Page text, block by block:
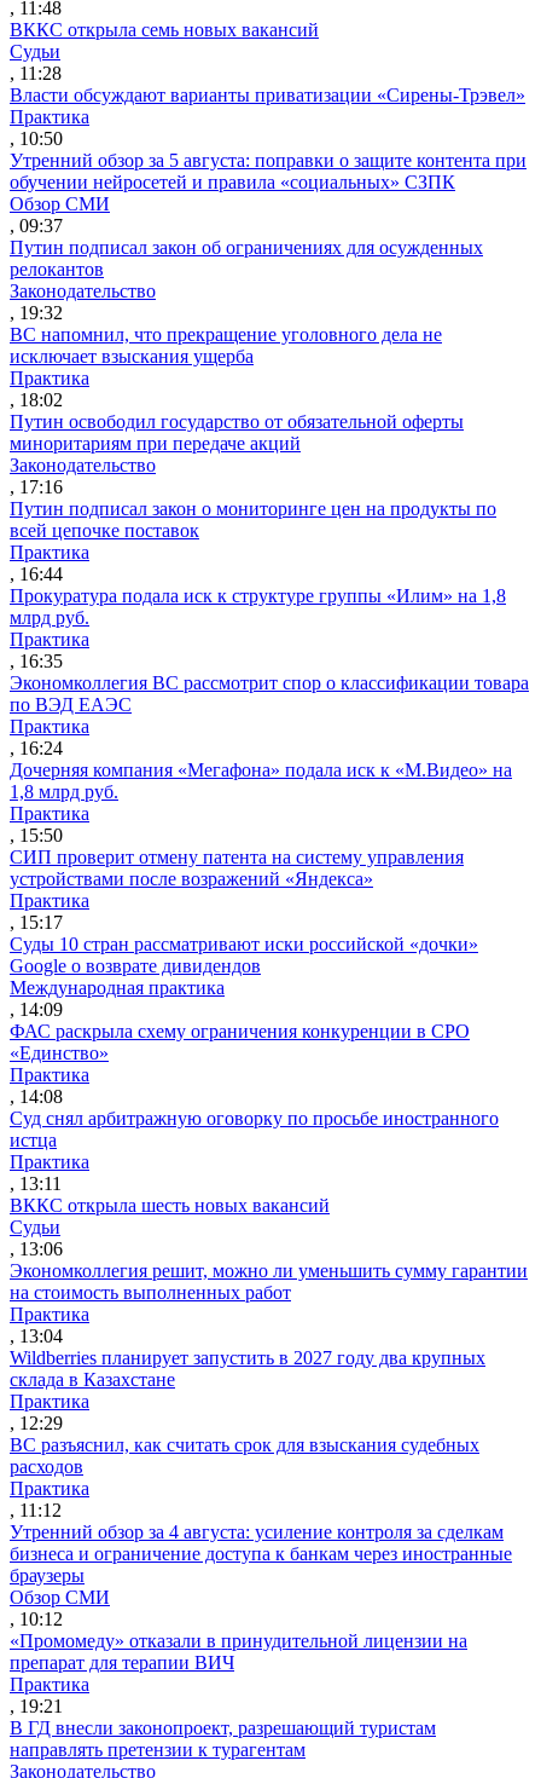
, 11:48
ВККС открыла семь новых вакансий
Судьи
, 11:28
Власти обсуждают варианты приватизации «Сирены-Трэвел»
Практика
, 10:50
Утренний обзор за 5 августа: поправки о защите контента при
обучении нейросетей и правила «социальных» СЗПК
Обзор СМИ
, 09:37
Путин подписал закон об ограничениях для осужденных
релокантов
Законодательство
, 19:32
ВС напомнил, что прекращение уголовного дела не
исключает взыскания ущерба
Практика
, 18:02
Путин освободил государство от обязательной оферты
миноритариям при передаче акций
Законодательство
, 17:16
Путин подписал закон о мониторинге цен на продукты по
всей цепочке поставок
Практика
, 16:44
Прокуратура подала иск к структуре группы «Илим» на 1,8
млрд руб.
Практика
, 16:35
Экономколлегия ВС рассмотрит спор о классификации товара
по ВЭД ЕАЭС
Практика
, 16:24
Дочерняя компания «Мегафона» подала иск к «М.Видео» на
1,8 млрд руб.
Практика
, 15:50
СИП проверит отмену патента на систему управления
устройствами после возражений «Яндекса»
Практика
, 15:17
Суды 10 стран рассматривают иски российской «дочки»
Google о возврате дивидендов
Международная практика
, 14:09
ФАС раскрыла схему ограничения конкуренции в СРО
«Единство»
Практика
, 14:08
Суд снял арбитражную оговорку по просьбе иностранного
истца
Практика
, 13:11
ВККС открыла шесть новых вакансий
Судьи
, 13:06
Экономколлегия решит, можно ли уменьшить сумму гарантии
на стоимость выполненных работ
Практика
, 13:04
Wildberries планирует запустить в 2027 году два крупных
склада в Казахстане
Практика
, 12:29
ВС разъяснил, как считать срок для взыскания судебных
расходов
Практика
, 11:12
Утренний обзор за 4 августа: усиление контроля за сделкам
бизнеса и ограничение доступа к банкам через иностранные
браузеры
Обзор СМИ
, 10:12
«Промомеду» отказали в принудительной лицензии на
препарат для терапии ВИЧ
Практика
, 19:21
В ГД внесли законопроект, разрешающий туристам
направлять претензии к турагентам
Законодательство